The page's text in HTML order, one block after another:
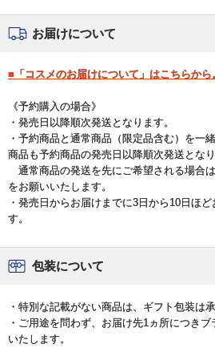
お届けについて
■「コスメのお届けについて」はこちらから
《予約購入の場合》
・発売日以降順次発送となります。
・予約商品と通常商品（限定品含む）を一
商品も予約商品の発売日以降順次発送となり
通常商品の発送を先にご希望される場合
をお願いいたします。
・発売日からお届けまでに3日から10日ほ
す。
包装について
・特別な記載がない商品は、ギフト包装は承
・ご用途を問わず、お届け先1ヵ所につき
いたします。